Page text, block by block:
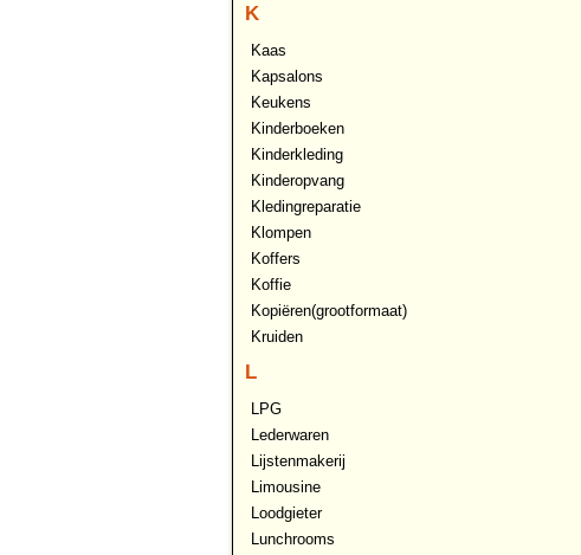
K
Kaas
Kapsalons
Keukens
Kinderboeken
Kinderkleding
Kinderopvang
Kledingreparatie
Klompen
Koffers
Koffie
Kopiëren(grootformaat)
Kruiden
L
LPG
Lederwaren
Lijstenmakerij
Limousine
Loodgieter
Lunchrooms